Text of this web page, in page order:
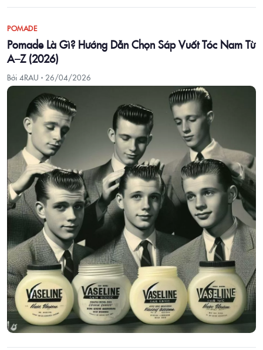
POMADE
Pomade Là Gì? Hướng Dẫn Chọn Sáp Vuốt Tóc Nam Từ
A–Z (2026)
Bởi 4RAU · 26/04/2026